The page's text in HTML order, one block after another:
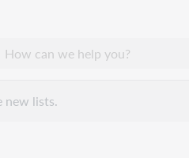
new lists.